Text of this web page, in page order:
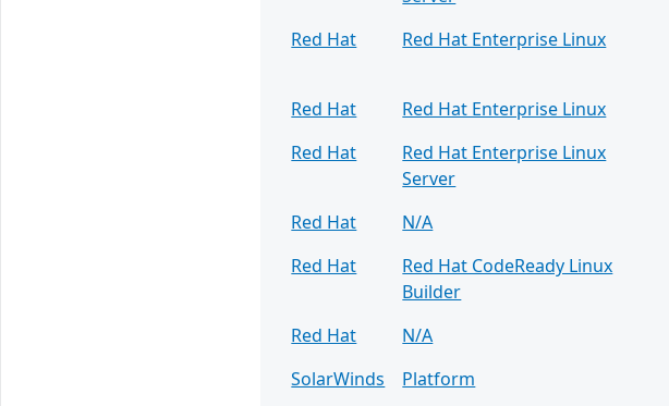
Red Hat
Red Hat Enterprise Linux
Red Hat
Red Hat Enterprise Linux
Red Hat
Red Hat Enterprise Linux
Server
Red Hat N/A
Red Hat
Red Hat CodeReady Linux
Builder
Red Hat N/A
SolarWinds
Platform